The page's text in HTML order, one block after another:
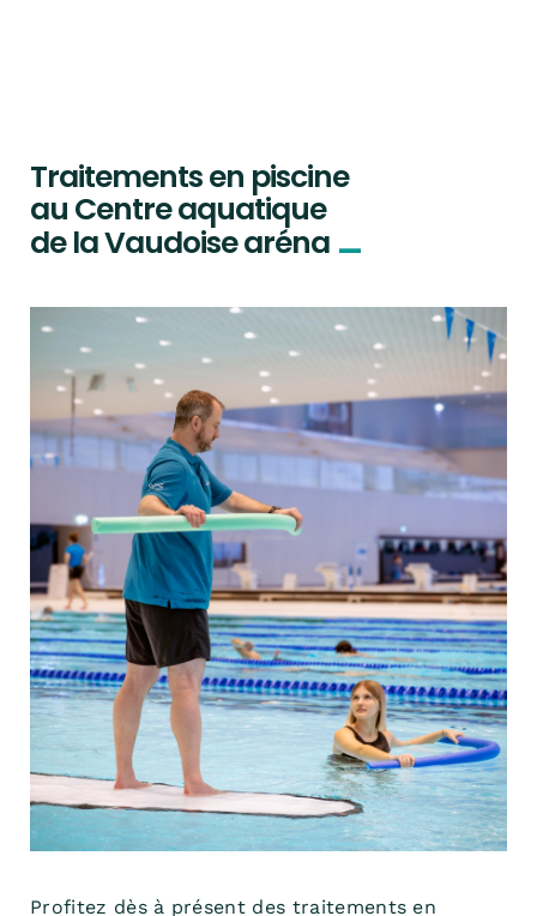
Traitements en piscine
au Centre aquatique
de la Vaudoise aréna _
Profitez dès à présent des traitements en